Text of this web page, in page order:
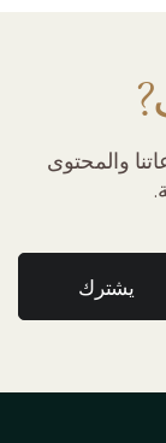
والمحتوى